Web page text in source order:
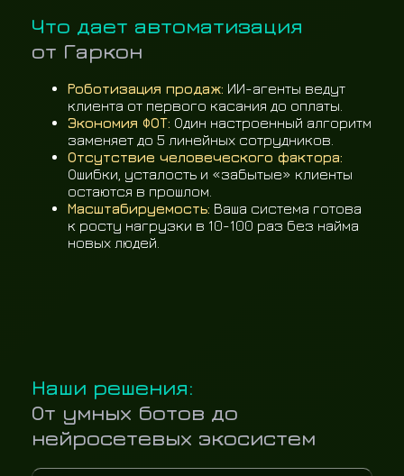
Что дает автоматизация
от Гаркон
Роботизация продаж: ИИ-агенты ведут
клиента от первого касания до оплаты.
Экономия ФОТ: Один настроенный алгоритм
заменяет до 5 линейных сотрудников.
Отсутствие человеческого фактора:
Ошибки, усталость и «забытые» клиенты
остаются в прошлом.
Масштабируемость: Ваша система готова
к росту нагрузки в 10-100 раз без найма
новых людей.
Наши решения:
От умных ботов до
нейросетевых экосистем